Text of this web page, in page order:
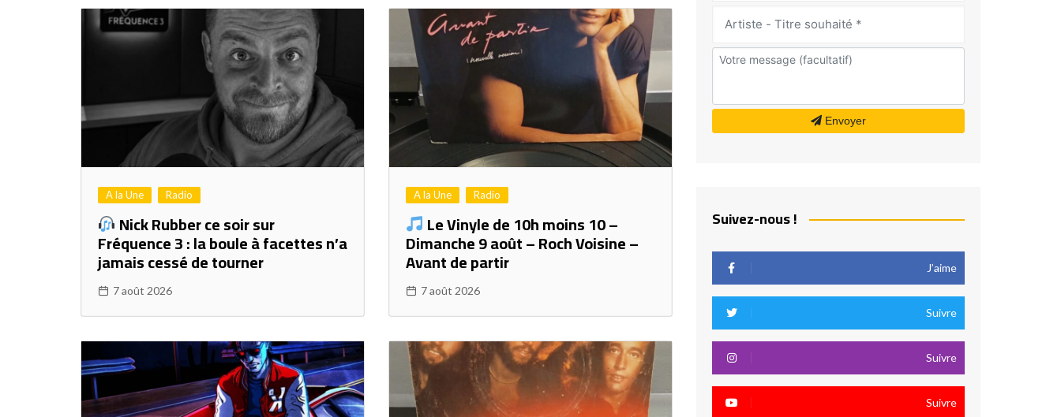
A la Une Radio
Nick Rubber ce soir sur
Fréquence 3 : la boule à facettes n’a
jamais cessé de tourner
7 août 2026
A la Une Radio
Le Vinyle de 10h moins 10 –
Dimanche 9 août – Roch Voisine –
Avant de partir
7 août 2026
Envoyer
Suivez-nous !
J’aime
Suivre
Suivre
Suivre